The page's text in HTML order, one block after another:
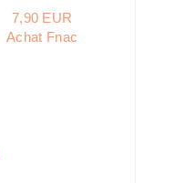
7,90 EUR
Achat Fnac